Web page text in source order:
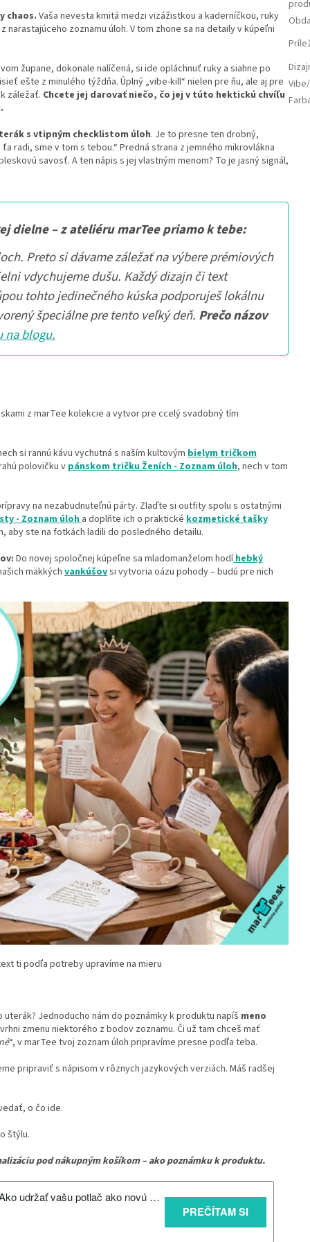
chaos. Vaša nevesta kmitá medzi vizážistkou a kaderníčkou, ruky
narastajúceho zoznamu úloh. V tom zhone sa na detaily v kúpeľni
župane, dokonale nalíčená, si ide opláchnuť ruky a siahne po
ešte z minulého týždňa. Úplný „vibe-kill“ nielen pre ňu, ale aj pre
záležať. Chcete jej darovať niečo, čo jej v túto hektickú chvíľu
s vtipným checklistom úloh. Je to presne ten drobný,
radi, sme v tom s tebou.“ Predná strana z jemného mikrovlákna
savosť. A ten nápis s jej vlastným menom? To je jasný signál,
dielne – z ateliéru marTee priamo k tebe:
Preto si dávame záležať na výbere prémiových
vdychujeme dušu. Každý dizajn či text
tohto jedinečného kúska podporuješ lokálnu
špeciálne pre tento veľký deň. Prečo názov
na blogu.
z marTee kolekcie a vytvor pre ccelý svadobný tím
si rannú kávu vychutná s naším kultovým bielym tričkom
polovičku v pánskom tričku Ženích - Zoznam úloh, nech v tom
na nezabudnuteľnú párty. Zlaďte si outfity spolu s ostatnými
- Zoznam úloh a doplňte ich o praktické kozmetické tašky
aby ste na fotkách ladili do posledného detailu.
Do novej spoločnej kúpeľne sa mladomanželom hodíhebký
mäkkých vankúšovsi vytvoria oázu pohody – budú pre nich
ti podľa potreby upravíme na mieru
Jednoducho nám do poznámky k produktu napíš meno
zmenu niektorého z bodov zoznamu. Či už tam chceš mať
“, v marTee tvoj zoznam úloh pripravíme presne podľa teba.
pripraviť s nápisom v rôznych jazykových verziách. Máš radšej
o čo ide.
štýlu.
pod nákupným košíkom – ako poznámku k produktu.